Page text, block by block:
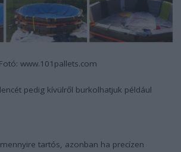
Fotó: www.101pallets.com
pedig kívülről burkolhatjuk például
tartós, azonban ha precízen